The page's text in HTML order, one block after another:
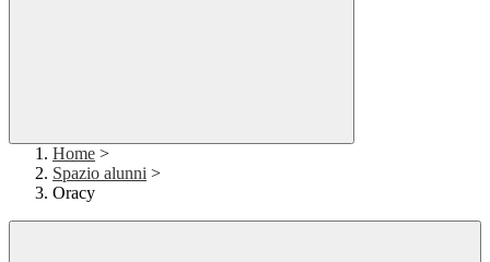
Home >
Spazio alunni >
Oracy